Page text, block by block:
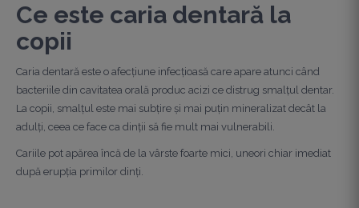
Ce este caria dentară la
copii
Caria dentară este o afecțiune infecțioasă care apare atunci când
bacteriile din cavitatea orală produc acizi ce distrug smalțul dentar.
La copii, smalțul este mai subțire și mai puțin mineralizat decât la
adulți, ceea ce face ca dinții să fie mult mai vulnerabili.
Cariile pot apărea încă de la vârste foarte mici, uneori chiar imediat
după erupția primilor dinți.